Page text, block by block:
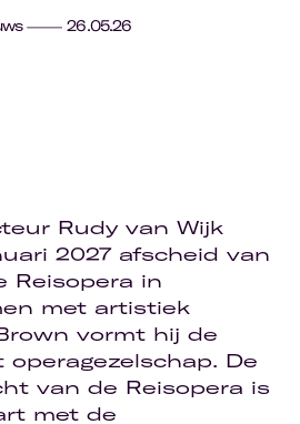
26.05.26
Rudy van Wijk
2027 afscheid van
Reisopera in
met artistiek
vormt hij de
De
van de Reisopera is
met de